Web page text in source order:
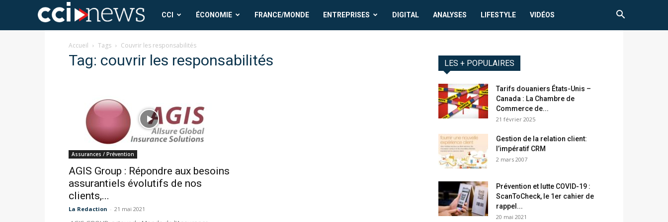
CCI
News
CCI ÉCONOMIE FRANCE/MONDE ENTREPRISES DIGITAL ANALYSES LIFESTYLE VIDÉOS
Accueil Tags Couvrir les responsabilités
Tag: couvrir les responsabilités
Assurances / Prévention
AGIS Group : Répondre aux besoins
assurantiels évolutifs de nos
clients,...
La Redaction - 21 mai 2021
LES + POPULAIRES
Tarifs douaniers États-Unis –
Canada : La Chambre de
Commerce de...
21 février 2025
Gestion de la relation client:
l’impératif CRM
2 mars 2007
Prévention et lutte COVID-19 :
ScanToCheck, le 1er cahier de
rappel...
20 mai 2021